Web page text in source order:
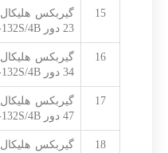
15
23 دور MR573-132S/4B
16
34 دور MR473-132S/4B
17
47 دور MR473-132S/4B
18